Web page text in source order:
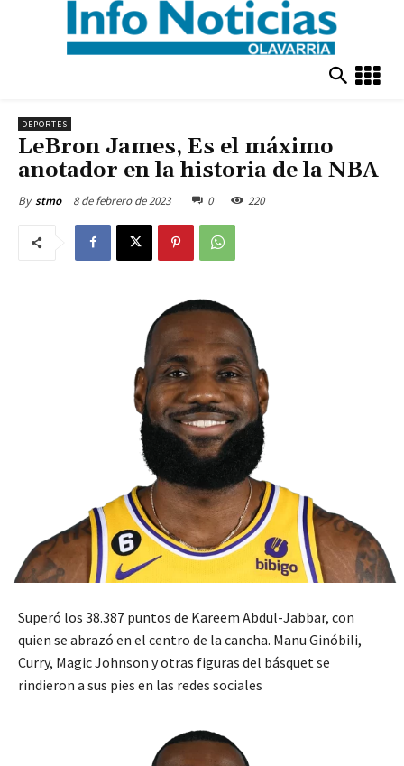
DEPORTES
LeBron James, Es el máximo
anotador en la historia de la NBA
By stmo 8 de febrero de 2023 0 220
Superó los 38.387 puntos de Kareem Abdul-Jabbar, con
quien se abrazó en el centro de la cancha. Manu Ginóbili,
Curry, Magic Johnson y otras figuras del básquet se
rindieron a sus pies en las redes sociales